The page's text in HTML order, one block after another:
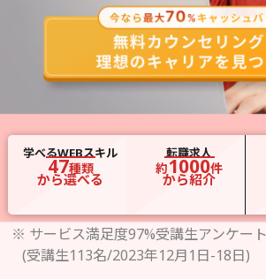
学べるWEBスキル
47種類
から選べる
転職求人
約1000件
から紹介
※ サービス満足度97%受講生アンケー
(受講生113名/2023年12月1日-18日)